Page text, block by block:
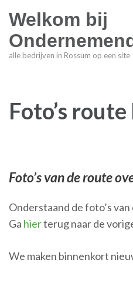
Welkom bij
alle bedrijven in Rossum op een site
Foto’s
Foto’s van de route
Onderstaand de foto’s
Ga hierterug naar de
We maken binnenkort